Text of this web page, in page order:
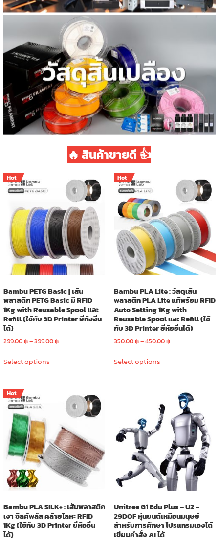
🔥 สินค้าขายดี 👍
Hot
Bambu PETG Basic | เส้น
พลาสติก PETG Basic มี RFID
1Kg with Reusable Spool และ
Refill (ใช้กับ 3D Printer ยี่ห้ออื่น
ได้)
299.00฿–399.00฿Price
Select optionsproduct
variants.
options
may
be
chosen
on
the
product
Hot
Bambu PLA Lite : วัสดุเส้น
พลาสติก PLA Lite แท้พร้อม RFID
Auto Setting 1Kg with
Reusable Spool และ Refill (ใช้
กับ 3D Printer ยี่ห้ออื่นได้)
350.00฿–450.00฿Price
Select optionsproduct
variants.
The
options
may
chosen
on
the
product
page
Hot
Bambu PLA SILK+ : เส้นพลาสติก
เงา ซิลค์พลัส คล้ายโลหะ RFID
1Kg (ใช้กับ 3D Printer ยี่ห้ออื่น
ได้)
Unitree G1 Edu Plus – U2 –
29DOF หุ่นยนต์เหมือนมนุษย์
สำหรับการศึกษา โปรแกรมเองได้
เขียนคำสั่ง AI ได้